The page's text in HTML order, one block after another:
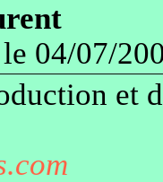
04/07/
et